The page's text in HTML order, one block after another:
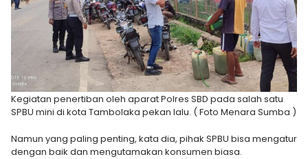
Kegiatan penertiban oleh aparat Polres SBD pada salah satu
SPBU mini di kota Tambolaka pekan lalu. ( Foto Menara Sumba )
Namun yang paling penting, kata dia, pihak SPBU bisa mengatur
dengan baik dan mengutamakan konsumen biasa.